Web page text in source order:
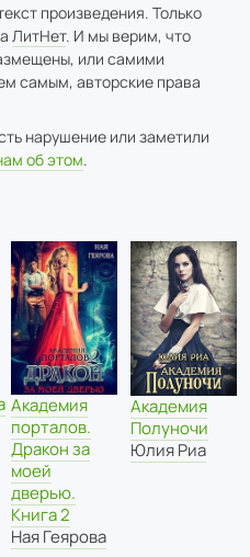
произведения. Только
ЛитНет. И мы верим, что
или самими
самым, авторские права
нарушение или заметили
об этом.
Академия
порталов.
Дракон за
моей
дверью.
Книга 2
Ная Геярова
Академия
Полуночи
Юлия Риа